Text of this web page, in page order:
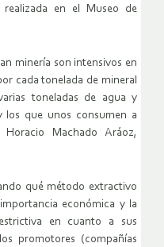
realizada en el Museo de
minería son intensivos en
cada tonelada de mineral
toneladas de agua y
los que unos consumen a
Machado Aráoz,
qué método extractivo
económica y la
en cuanto a sus
promotores (compañías